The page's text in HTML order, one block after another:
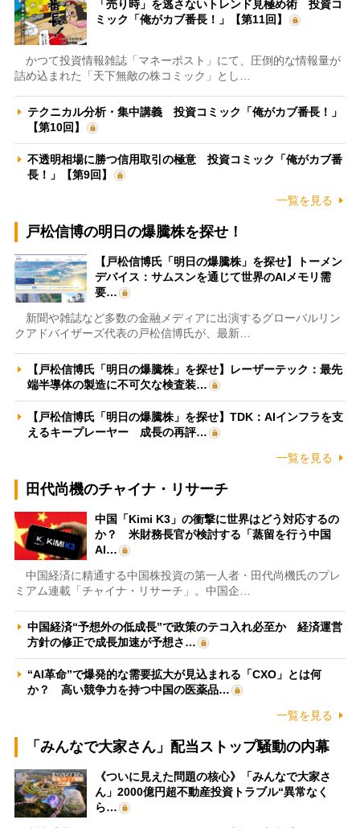
「売り時」を逃さないトレンド見極め術 投資コ
ミック「俺がカブ番長！」【第11回】
かつて投資情報雑誌「マネーポスト」にて、圧倒的な情報量が
詰め込まれた「天下無敵の株コミック」とし…
テクニカル分析・集中講義 投資コミック「俺がカブ番長！」
【第10回】
不透明相場に勝つ信用取引の極意 投資コミック「俺がカブ番
長！」【第9回】
一覧を見る
戸松信博の明日の爆騰株を探せ！
【戸松信博氏「明日の爆騰株」を探せ】トーメン
デバイス：サムスンを通じて世界のAIメモリ需
要…
新聞や雑誌など多数の金融メディアに出演するグローバルリン
クアドバイザーズ代表の戸松信博氏が、最新…
【戸松信博氏「明日の爆騰株」を探せ】レーザーテック：最先
端半導体の製造に不可欠な検査装…
【戸松信博氏「明日の爆騰株」を探せ】TDK：AIインフラを支
えるキープレーヤー 成長の再評…
一覧を見る
田代尚機のチャイナ・リサーチ
中国「Kimi K3」の衝撃に世界はどう対応するの
か？ 米財務長官が検討する「蒸留を行う中国
AI…
中国経済に精通する中国株投資の第一人者・田代尚機氏のプレ
ミアム連載「チャイナ・リサーチ」。中国企…
中国経済“予想外の低成長”で政策のテコ入れ必至か 経済運営
方針の修正で成長加速が予想さ…
“AI革命”で爆発的な需要拡大が見込まれる「CXO」とは何
か？ 高い競争力を持つ中国の医薬品…
一覧を見る
「みんなで大家さん」配当ストップ騒動の内幕
《ついに見えた問題の核心》「みんなで大家さ
ん」2000億円超不動産投資トラブル“異常なく
ら…